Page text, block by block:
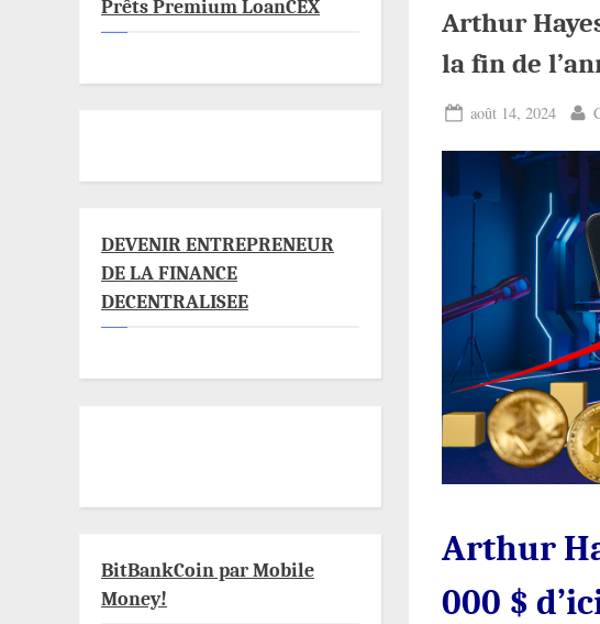
Arthur
la fin de
Posted
août 14, 2024
Arthur
000 $
Prêts Premium LoanCEX
DEVENIR ENTREPRENEUR
DE LA FINANCE
DECENTRALISEE
BitBankCoin par Mobile
Money!